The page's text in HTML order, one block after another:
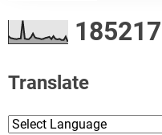
185217
Translate